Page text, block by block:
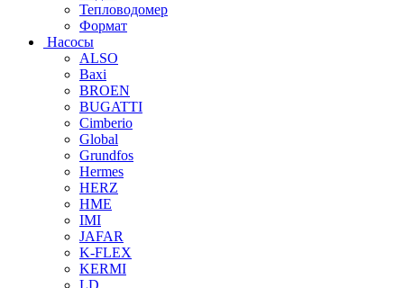
Тепловодомер
Формат
Насосы
ALSO
Baxi
BROEN
BUGATTI
Cimberio
Global
Grundfos
Hermes
HERZ
HME
IMI
JAFAR
K-FLEX
KERMI
LD